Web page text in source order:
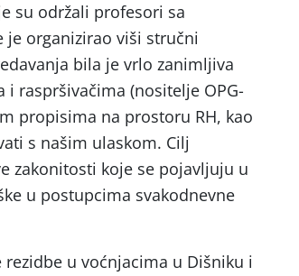
su održali profesori sa
je organizirao viši stručni
bila je vrlo zanimljiva
raspršivačima (nositelje OPG-
propisima na prostoru RH, kao
s našim ulaskom. Cilj
zakonitosti koje se pojavljuju u
u postupcima svakodnevne
u voćnjacima u Dišniku i